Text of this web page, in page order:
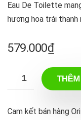
Eau De Toilette
hương hoa trái
579.000₫
Cam kết bán hàng